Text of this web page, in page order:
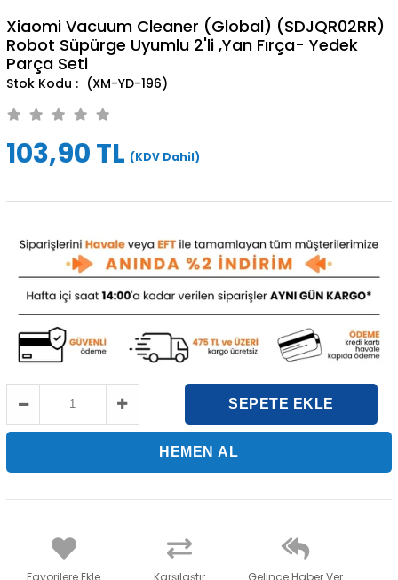
Xiaomi Vacuum Cleaner (Global) (SDJQR02RR)
Robot Süpürge Uyumlu 2'li ,Yan Fırça- Yedek
Parça Seti
(XM-YD-196)
103,90 TL (KDV Dahil)
Favorilere Ekle Karşılaştır Gelince Haber Ver